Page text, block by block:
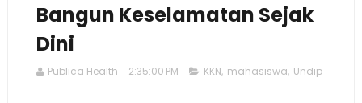
Bangun Keselamatan Sejak
Dini
Publica Health 2:35:00 PM KKN, mahasiswa, Undip